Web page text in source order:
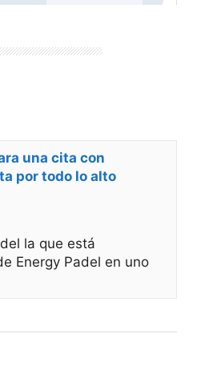
una cita con
por todo lo alto
la que está
Energy Padel en uno